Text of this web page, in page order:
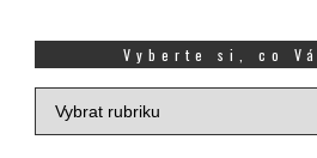
Vyberte si, co
Vyberte
si,